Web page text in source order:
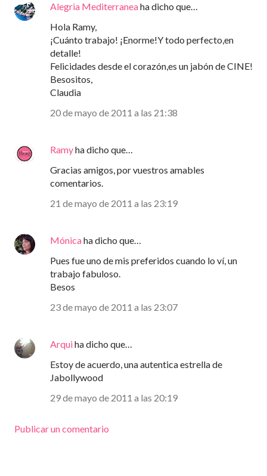
Alegria Mediterraneaha dicho que…
Hola Ramy,
¡Cuánto trabajo! ¡Enorme!Y todo perfecto,en
detalle!
Felicidades desde el corazón,es un jabón de CINE!
Besositos,
Claudia
20 de mayo de 2011 a las 21:38
Ramyha dicho que…
Gracias amigos, por vuestros amables
comentarios.
21 de mayo de 2011 a las 23:19
Mónicaha dicho que…
Pues fue uno de mis preferidos cuando lo ví, un
trabajo fabuloso.
Besos
23 de mayo de 2011 a las 23:07
Arquiha dicho que…
Estoy de acuerdo, una autentica estrella de
Jabollywood
29 de mayo de 2011 a las 20:19
Publicar un comentario